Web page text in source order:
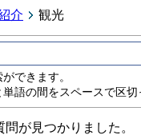
介 観光
できます。
語の間をスペースで区切
が見つかりました。